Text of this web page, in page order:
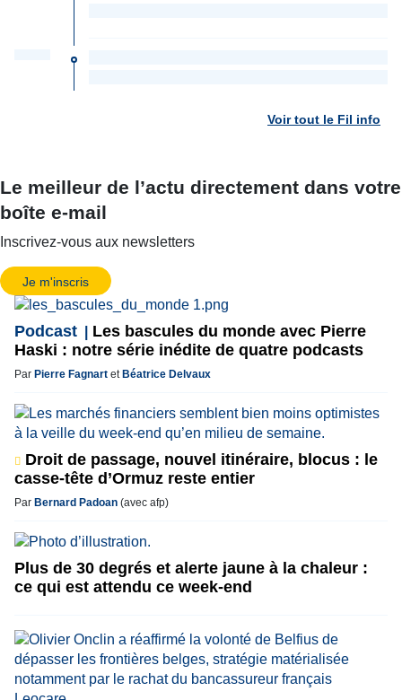
Voir tout le Fil info
Le meilleur de l’actu directement dans votre
boîte e-mail
Inscrivez-vous aux newsletters
Je m'inscris
Podcast
Les bascules du monde avec Pierre
Haski : notre série inédite de quatre podcasts
Par Pierre Fagnart et Béatrice Delvaux
Droit de passage, nouvel itinéraire, blocus : le
casse-tête d’Ormuz reste entier
Par Bernard Padoan (avec afp)
Plus de 30 degrés et alerte jaune à la chaleur :
ce qui est attendu ce week-end